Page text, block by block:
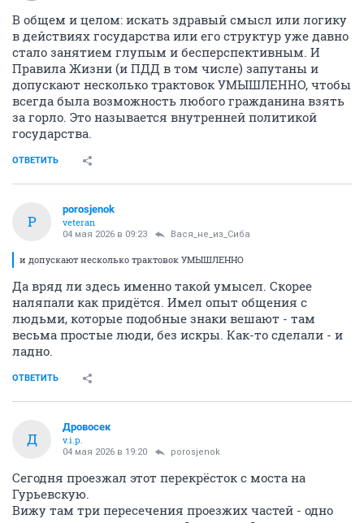
В общем и целом: искать здравый смысл или логику
в действиях государства или его структур уже давно
стало занятием глупым и бесперспективным. И
Правила Жизни (и ПДД в том числе) запутаны и
допускают несколько трактовок УМЫШЛЕННО, чтобы
всегда была возможность любого гражданина взять
за горло. Это называется внутренней политикой
государства.
ОТВЕТИТЬ
P
porosjenok
veteran
04 мая 2026 в 09:23 Вася_не_из_Сиба
и допускают несколько трактовок УМЫШЛЕННО
Да вряд ли здесь именно такой умысел. Скорее
наляпали как придётся. Имел опыт общения с
людьми, которые подобные знаки вешают - там
весьма простые люди, без искры. Как-то сделали - и
ладно.
ОТВЕТИТЬ
Д
Дровосек
v.i.p.
04 мая 2026 в 19:20 porosjenok
Сегодня проезжал этот перекрёсток с моста на
Гурьевскую.
Вижу там три пересечения проезжих частей - одно